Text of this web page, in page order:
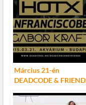
Március 21-én
DEADCODE &